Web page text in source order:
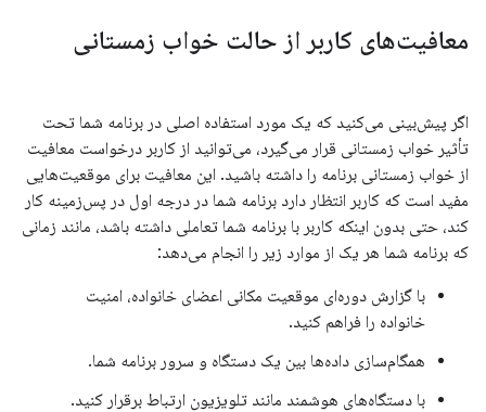
معافیت‌های کاربر از حالت خواب زمستانی
اگر پیش‌بینی می‌کنید که یک مورد استفاده اصلی در برنامه شما تحت
تأثیر خواب زمستانی قرار می‌گیرد، می‌توانید از کاربر درخواست معافیت
از خواب زمستانی برنامه را داشته باشید. این معافیت برای موقعیت‌هایی
مفید است که کاربر انتظار دارد برنامه شما در درجه اول در پس‌زمینه کار
کند، حتی بدون اینکه کاربر با برنامه شما تعاملی داشته باشد، مانند زمانی
که برنامه شما هر یک از موارد زیر را انجام می‌دهد:
با گزارش دوره‌ای موقعیت مکانی اعضای خانواده، امنیت
خانواده را فراهم کنید.
همگام‌سازی داده‌ها بین یک دستگاه و سرور برنامه شما.
با دستگاه‌های هوشمند مانند تلویزیون ارتباط برقرار کنید.